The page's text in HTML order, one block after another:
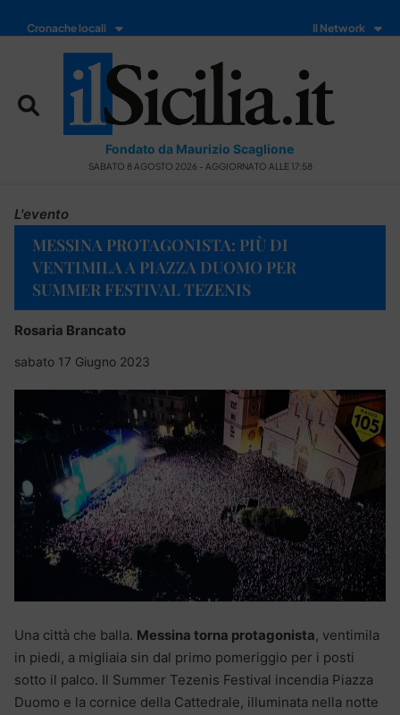
Cronache locali Il Network
Fondato da Maurizio Scaglione
SABATO 8 AGOSTO 2026 - AGGIORNATO ALLE 17:58
L'evento
MESSINA PROTAGONISTA: PIÙ DI
VENTIMILA A PIAZZA DUOMO PER
SUMMER FESTIVAL TEZENIS
Rosaria Brancato
sabato 17 Giugno 2023
Una città che balla. Messina torna protagonista, ventimila
in piedi, a migliaia sin dal primo pomeriggio per i posti
sotto il palco. Il Summer Tezenis Festival incendia Piazza
Duomo e la cornice della Cattedrale, illuminata nella notte